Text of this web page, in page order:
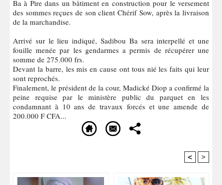
Ba à Pire dans un bâtiment en construction pour le versement
des sommes reçues de son client Chérif Sow, après la livraison
de la marchandise.
Arrivé sur le lieu indiqué, Sadibou Ba sera interpellé et une
fouille menée par les gendarmes a permis de récupérer une
somme de 275.000 frs.
Devant la barre, les mis en cause ont tous nié les faits qui leur
sont reprochés.
Finalement, le président de la cour, Madické Diop a confirmé la
peine requise par le ministère public du parquet en les
condamnant à 10 ans de travaux forcés et une amende de
200.000 F CFA...
< >